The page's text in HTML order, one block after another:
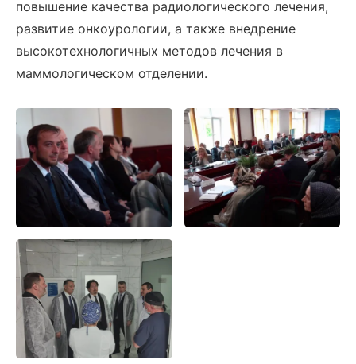
повышение качества радиологического лечения,
развитие онкоурологии, а также внедрение
высокотехнологичных методов лечения в
маммологическом отделении.